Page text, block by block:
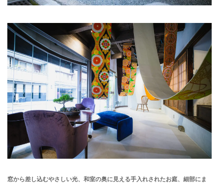
窓から差し込むやさしい光、和室の奥に見える手入れされたお庭、細部にま